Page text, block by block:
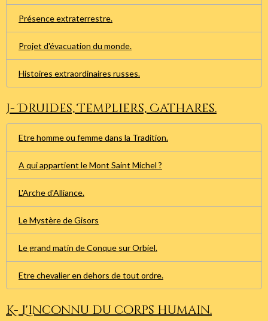
Présence extraterrestre.
Projet d'évacuation du monde.
Histoires extraordinaires russes.
J- Druides, Templiers, Cathares.
Etre homme ou femme dans la Tradition.
A qui appartient le Mont Saint Michel ?
L'Arche d'Alliance.
Le Mystère de Gisors
Le grand matin de Conque sur Orbiel.
Etre chevalier en dehors de tout ordre.
K- L'inconnu du corps humain.